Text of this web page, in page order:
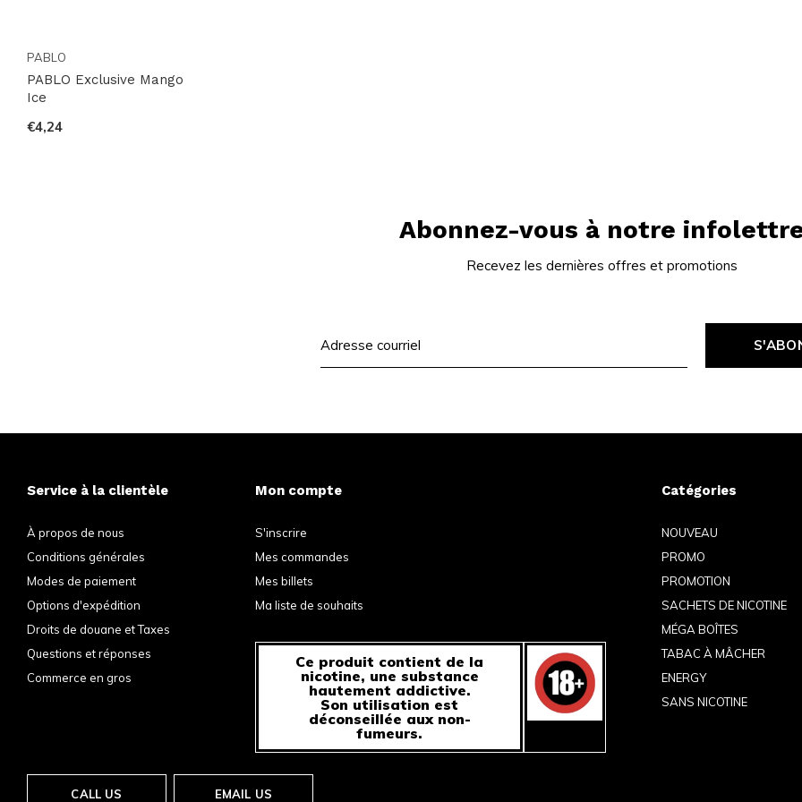
PABLO
PABLO Exclusive Mango
Ice
€4,24
Abonnez-vous à notre
Recevez les dernières offres et promotions
Service à la clientèle
À propos de nous
Conditions générales
Modes de paiement
Options d'expédition
Droits de douane et Taxes
Questions et réponses
Commerce en gros
Mon compte
S'inscrire
Mes commandes
Mes billets
Ma liste de souhaits
Ce produit contient de la
nicotine, une substance
hautement addictive.
Son utilisation est
déconseillée aux non-
fumeurs.
Catégories
NOUVEAU
PROMO
PROMOTION
SACHETS DE NICOTINE
MÉGA BOÎTES
TABAC À MÂCHER
ENERGY
SANS NICOTINE
CALL US EMAIL US